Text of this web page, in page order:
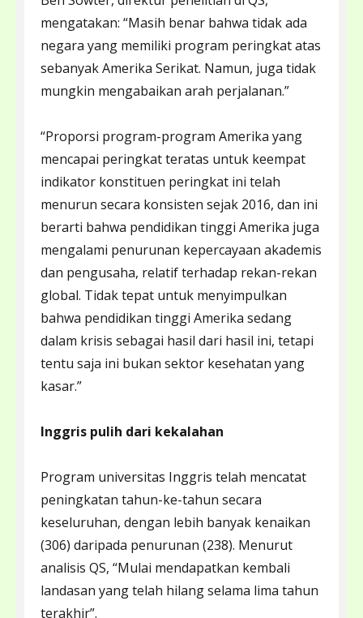
mengatakan: “Masih benar bahwa tidak ada
negara yang memiliki program peringkat atas
sebanyak Amerika Serikat. Namun, juga tidak
mungkin mengabaikan arah perjalanan.”
“Proporsi program-program Amerika yang
mencapai peringkat teratas untuk keempat
indikator konstituen peringkat ini telah
menurun secara konsisten sejak 2016, dan ini
berarti bahwa pendidikan tinggi Amerika juga
mengalami penurunan kepercayaan akademis
dan pengusaha, relatif terhadap rekan-rekan
global. Tidak tepat untuk menyimpulkan
bahwa pendidikan tinggi Amerika sedang
dalam krisis sebagai hasil dari hasil ini, tetapi
tentu saja ini bukan sektor kesehatan yang
kasar.”
Inggris pulih dari kekalahan
Program universitas Inggris telah mencatat
peningkatan tahun-ke-tahun secara
keseluruhan, dengan lebih banyak kenaikan
(306) daripada penurunan (238). Menurut
analisis QS, “Mulai mendapatkan kembali
landasan yang telah hilang selama lima tahun
terakhir”.